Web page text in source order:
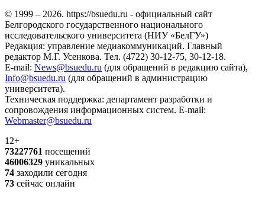
© 1999 – 2026. https://bsuedu.ru - официальный сайт
Белгородского государственного национального
исследовательского университета (НИУ «БелГУ»)
Редакция: управление медиакоммуникаций. Главный
редактор М.Г. Усенкова. Тел. (4722) 30-12-75, 30-12-18.
E-mail: News@bsuedu.ru (для обращений в редакцию сайта),
Info@bsuedu.ru (для обращений в администрацию
университета).
Техническая поддержка: департамент разработки и
сопровождения информационных систем. E-mail:
Webmaster@bsuedu.ru
12+
73227761 посещений
46006329 уникальных
74 заходили сегодня
73 сейчас онлайн